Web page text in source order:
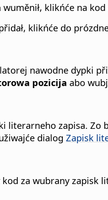
wuměnił, klikńće na
klikńće do
nawodne dypki
pozicija abo
literarneho zapisa. Zo
dialog Zapisk
za wubrany zapisk